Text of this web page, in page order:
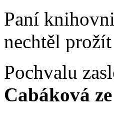
Paní
nechtěl prožít
Pochvalu
Cabáková